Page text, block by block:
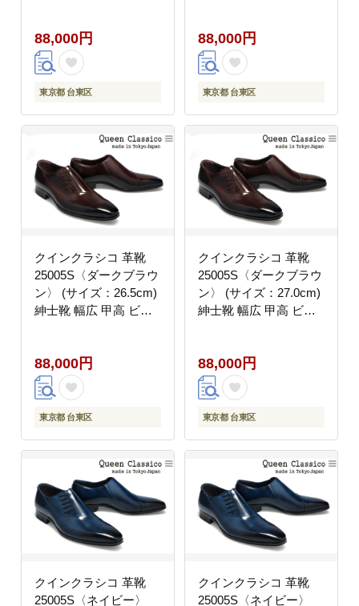
リッポン 牛革
88,000円
東京都 台東区
リッポン 牛革
88,000円
東京都 台東区
クインクラシコ 革靴
25005S〈ダークブラウ
ン〉 (サイズ：26.5cm)
紳士靴 幅広 甲高 ビジ
リッポン 牛革
88,000円
東京都 台東区
クインクラシコ 革靴
25005S〈ダークブラウ
ン〉 (サイズ：27.0cm)
紳士靴 幅広 甲高 ビジ
リッポン 牛革
88,000円
東京都 台東区
クインクラシコ 革靴
25005S〈ネイビー〉
クインクラシコ 革靴
25005S〈ネイビー〉